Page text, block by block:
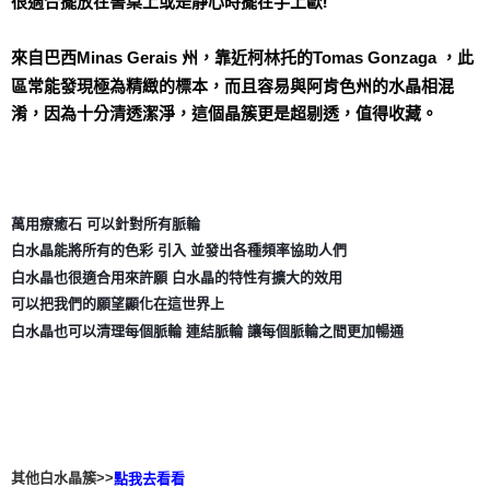
免運費
來自巴西Minas Gerais 州，靠近柯林托的Tomas Gonzaga ，此
區常能發現極為精緻的標本，而且容易與阿肯色州的水晶相混
淆，因為十分清透潔淨，這個晶簇更是超剔透，值得收藏。
萬用療癒石 可以針對所有脈輪
白水晶能將所有的色彩 引入 並發出各種頻率協助人們
白水晶也很適合用來許願 白水晶的特性有擴大的效用
可以把我們的願望顯化在這世界上
白水晶也可以清理每個脈輪 連結脈輪 讓每個脈輪之間更加暢通
其他白水晶簇>>點我去看看